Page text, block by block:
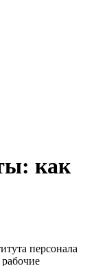
как
персонала